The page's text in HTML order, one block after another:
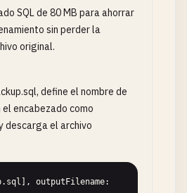
SQL de 80 MB para ahorrar
sin perder la
original.
define el nombre de
encabezado como
descarga el archivo
outputFilename: